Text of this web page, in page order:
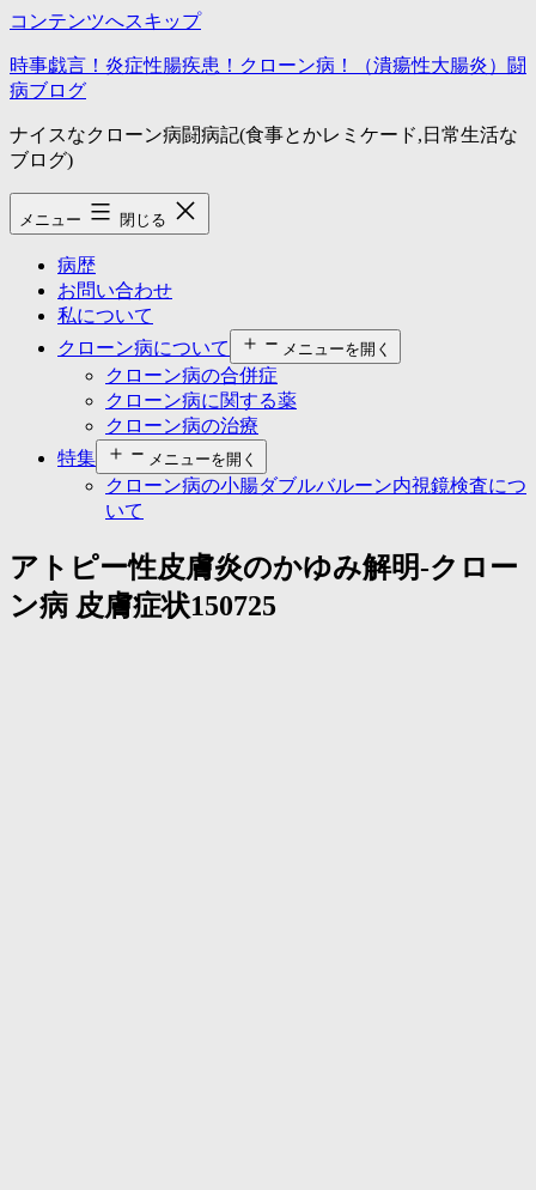
コンテンツへスキップ
時事戯言！炎症性腸疾患！クローン病！（潰瘍性大腸炎）闘
病ブログ
ナイスなクローン病闘病記(食事とかレミケード,日常生活な
ブログ)
メニュー 閉じる
病歴
お問い合わせ
私について
クローン病について
メニューを開く
クローン病の合併症
クローン病に関する薬
クローン病の治療
特集
メニューを開く
クローン病の小腸ダブルバルーン内視鏡検査につ
いて
アトピー性皮膚炎のかゆみ解明-クロー
ン病 皮膚症状150725